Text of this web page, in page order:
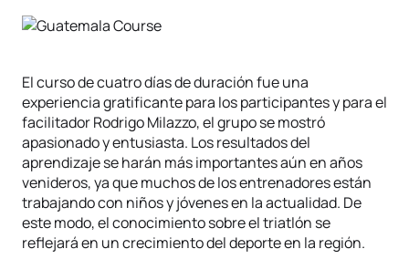
El curso de cuatro días de duración fue una
experiencia gratificante para los participantes y para el
facilitador Rodrigo Milazzo, el grupo se mostró
apasionado y entusiasta. Los resultados del
aprendizaje se harán más importantes aún en años
venideros, ya que muchos de los entrenadores están
trabajando con niños y jóvenes en la actualidad. De
este modo, el conocimiento sobre el triatlón se
reflejará en un crecimiento del deporte en la región.